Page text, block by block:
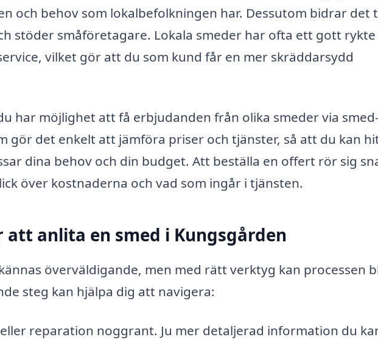
och behov som lokalbefolkningen har. Dessutom bidrar det
stöder småföretagare. Lokala smeder har ofta ett gott rykte
vilket gör att du som kund får en mer skräddarsydd
har möjlighet att få erbjudanden från olika smeder via smed-
gör det enkelt att jämföra priser och tjänster, så att du kan
dina behov och din budget. Att beställa en offert rör sig
över kostnaderna och vad som ingår i tjänsten.
att anlita en smed i Kungsgården
överväldigande, men med rätt verktyg kan processen
steg kan hjälpa dig att navigera:
reparation noggrant. Ju mer detaljerad information du